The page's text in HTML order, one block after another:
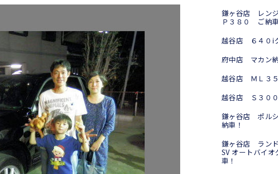
鎌ヶ谷店 レン
Ｐ３８０ ご納車
越谷店 ６４０i
府中店 マカン納
越谷店 ＭＬ３
越谷店 Ｓ３０
鎌ヶ谷店 ポル
納車！
鎌ヶ谷店 ラン
SV オートバイ
車！